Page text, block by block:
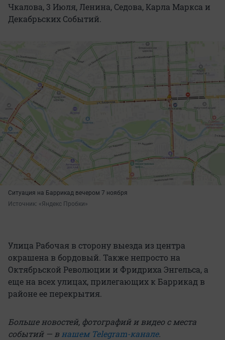
Чкалова, 3 Июля, Ленина, Седова, Карла Маркса и
Декабрьских Событий.
Ситуация на Баррикад вечером 7 ноября
Источник: «Яндекс Пробки»
Улица Рабочая в сторону выезда из центра
окрашена в бордовый. Также непросто на
Октябрьской Революции и Фридриха Энгельса, а
еще на всех улицах, прилегающих к Баррикад в
районе ее перекрытия.
Больше новостей, фотографий и видео с места
событий — внашем Telegram-канале.